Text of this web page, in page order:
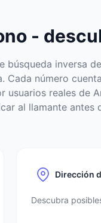
-
búsqueda inversa
Cada número
reales de
al llamante antes
Dirección
Descubra